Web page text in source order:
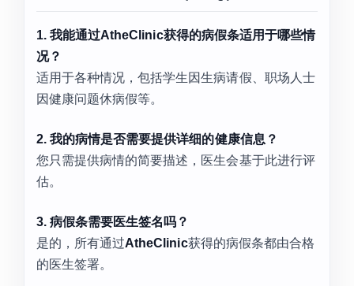
1. 我能通过AtheClinic获得的病假条适用于哪些情
况？
适用于各种情况，包括学生因生病请假、职场人士
因健康问题休病假等。
2. 我的病情是否需要提供详细的健康信息？
您只需提供病情的简要描述，医生会基于此进行评
估。
3. 病假条需要医生签名吗？
是的，所有通过AtheClinic获得的病假条都由合格
的医生签署。